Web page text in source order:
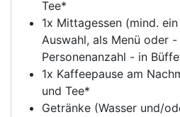
Tee*
1x Mittagessen (mind.
Auswahl, als Menü oder
Personenanzahl - in
1x Kaffeepause am
und Tee*
Getränke (Wasser und/